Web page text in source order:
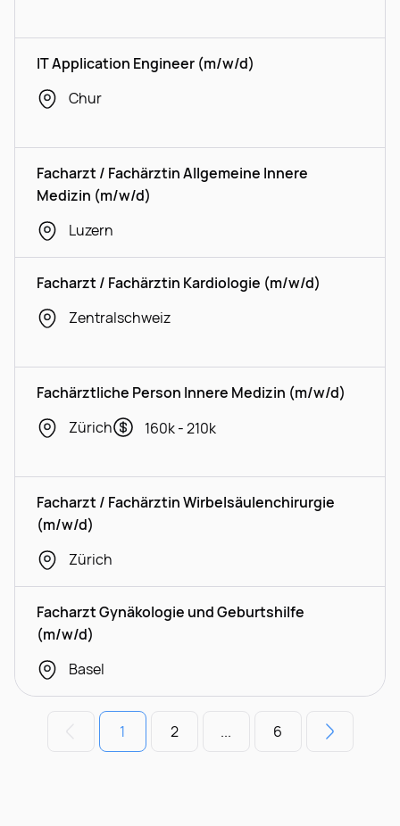
IT Application Engineer (m/w/d)
Chur
Facharzt / Fachärztin Allgemeine Innere
Medizin (m/w/d)
Luzern
Facharzt / Fachärztin Kardiologie (m/w/d)
Zentralschweiz
Fachärztliche Person Innere Medizin (m/w/d)
Zürich
160k - 210k
Facharzt / Fachärztin Wirbelsäulenchirurgie
(m/w/d)
Zürich
Facharzt Gynäkologie und Geburtshilfe
(m/w/d)
Basel
1 2 ... 6